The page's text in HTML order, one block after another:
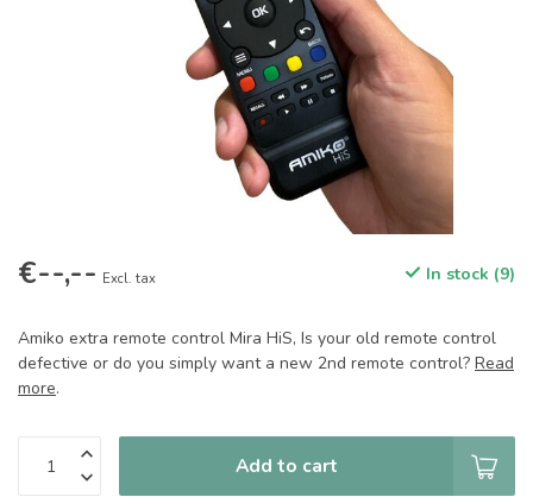
€--,-- Excl. tax In stock (9)
Amiko extra remote control Mira HiS, Is your old remote control
defective or do you simply want a new 2nd remote control? Read
more.
Add to cart